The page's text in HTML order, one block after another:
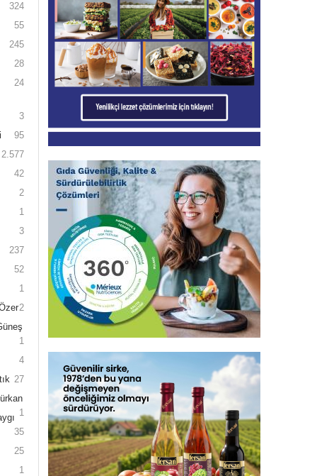
324
55
245
28
24
3
95
2.577
42
2
1
3
237
52
1
2
1
4
27
1
35
25
1